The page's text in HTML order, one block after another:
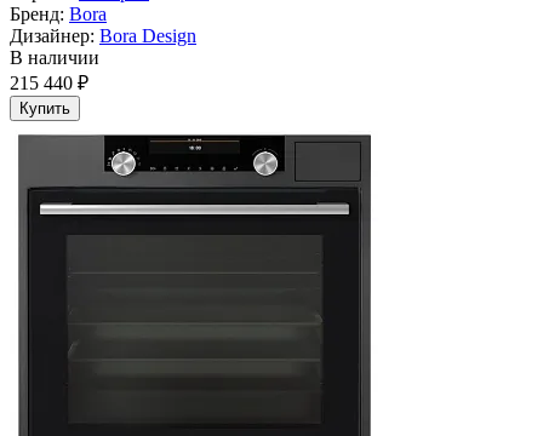
Бренд: Bora
Дизайнер: Bora Design
В наличии
215 440 ₽
Купить